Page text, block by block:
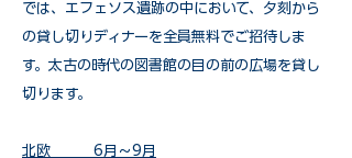
では、エフェソス遺跡の中において、夕刻から
の貸し切りディナーを全員無料でご招待しま
す。太古の時代の図書館の目の前の広場を貸し
切ります。
北欧 6月～9月